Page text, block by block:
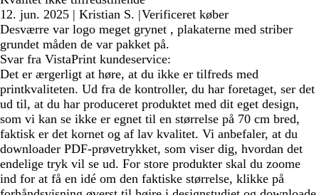
12. jun. 2025 | Kristian S. |Verificeret køber
Desværre var logo meget grynet , plakaterne med striber
grundet måden de var pakket på.
Svar fra VistaPrint kundeservice:
Det er ærgerligt at høre, at du ikke er tilfreds med
printkvaliteten. Ud fra de kontroller, du har foretaget, ser det
ud til, at du har produceret produktet med dit eget design,
som vi kan se ikke er egnet til en størrelse på 70 cm bred,
faktisk er det kornet og af lav kvalitet. Vi anbefaler, at du
downloader PDF-prøvetrykket, som viser dig, hvordan det
endelige tryk vil se ud. For store produkter skal du zoome
ind for at få en idé om den faktiske størrelse, klikke på